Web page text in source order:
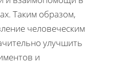
Таким образом,
человеческим
улучшить
и